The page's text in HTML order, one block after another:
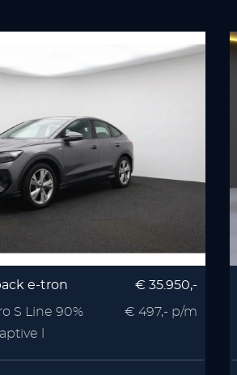
e-tron
S Line 90%
l
€ 35.950,-
€ 497,- p/m